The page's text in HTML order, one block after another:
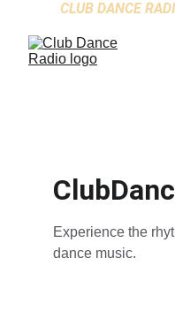
CLUB DANCE
Experience the
dance music.